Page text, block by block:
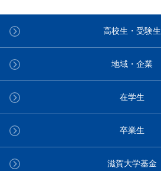
高校生・受験生
地域・企業
在学生
卒業生
滋賀大学基金